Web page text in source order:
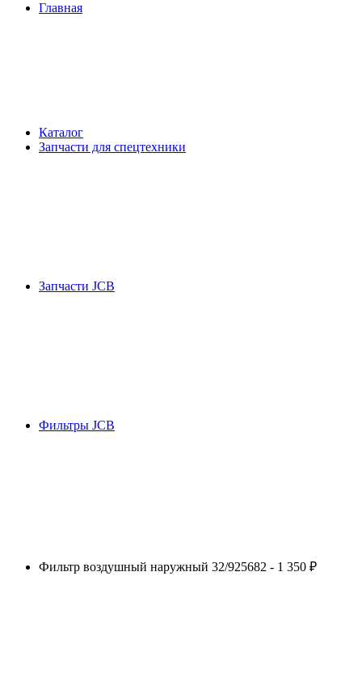
Главная
Каталог
Запчасти для спецтехники
Запчасти JCB
Фильтры JCB
Фильтр воздушный наружный 32/925682 - 1 350 ₽